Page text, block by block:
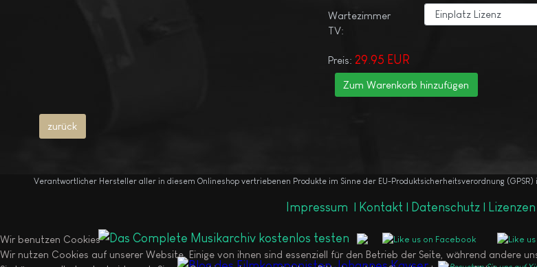
Wartezimmer
TV:
Preis: 29.95 EUR
Verantwortlicher Hersteller aller in diesem Onlineshop vertriebenen Produkte im Sinne der EU-Produktsicherheitsverordnung
Impressum | Kontakt | Datenschutz | Lizenzen
Wir benutzen Cookies
Wir nutzen Cookies auf unserer Website. Einige von ihnen sind essenziell für den Betrieb der Seite, während andere